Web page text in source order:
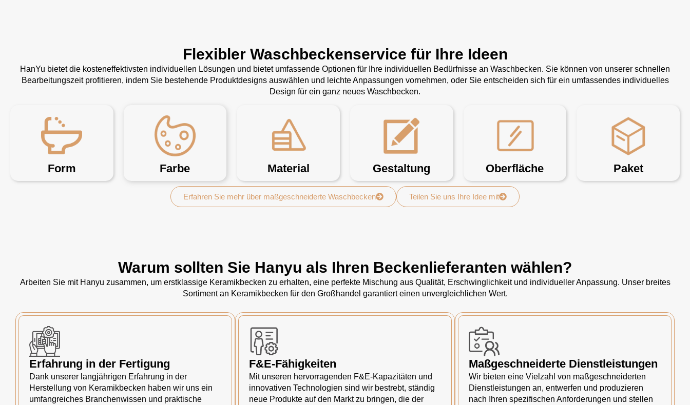
Flexibler Waschbeckenservice für Ihre Ideen
HanYu bietet die kosteneffektivsten individuellen Lösungen und bietet umfassende Optionen für Ihre individuellen Bedürfnisse an Waschbecken. Sie können von unserer schnellen
Bearbeitungszeit profitieren, indem Sie bestehende Produktdesigns auswählen und leichte Anpassungen vornehmen, oder Sie entscheiden sich für ein umfassendes individuelles
Design für ein ganz neues Waschbecken.
Form Farbe Material Gestaltung Oberfläche Paket
Erfahren Sie mehr über maßgeschneiderte Waschbecken Teilen Sie uns Ihre Idee mit
Warum sollten Sie Hanyu als Ihren Beckenlieferanten wählen?
Arbeiten Sie mit Hanyu zusammen, um erstklassige Keramikbecken zu erhalten, eine perfekte Mischung aus Qualität, Erschwinglichkeit und individueller Anpassung. Unser breites
Sortiment an Keramikbecken für den Großhandel garantiert einen unvergleichlichen Wert.
Erfahrung in der Fertigung
Dank unserer langjährigen Erfahrung in der
Herstellung von Keramikbecken haben wir uns ein
umfangreiches Branchenwissen und praktische
F&E-Fähigkeiten
Mit unseren hervorragenden F&E-Kapazitäten und
innovativen Technologien sind wir bestrebt, ständig
neue Produkte auf den Markt zu bringen, die der
Maßgeschneiderte Dienstleistungen
Wir bieten eine Vielzahl von maßgeschneiderten
Dienstleistungen an, entwerfen und produzieren
nach Ihren spezifischen Anforderungen und stellen